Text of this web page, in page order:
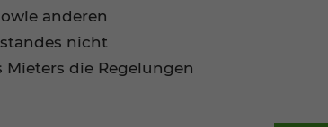
anderen
nicht
die Regelungen